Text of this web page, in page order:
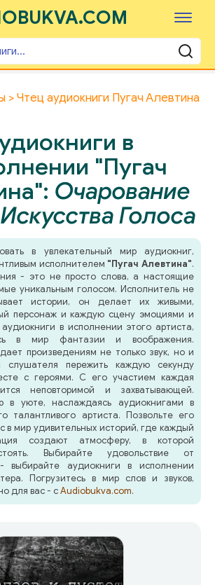
Чтец аудиокниги Пугач Алевтина
в
"Пугач
Очарование
Голоса
в увлекательный мир аудиокниг,
исполнителем "Пугач Алевтина".
- это не просто слова, а настоящие
уникальным голосом. Исполнитель не
истории, он делает их живыми,
персонаж и каждую сцену эмоциями и
в исполнении этого артиста,
в мир фантазии и воображения.
произведениям не только звук, но и
слушателя пережить каждую секунду
с героями. С его участием каждая
неповторимой и захватывающей.
в уюте, наслаждаясь аудиокнигами в
талантливого артиста. Позвольте его
в мир удивительных историй, где каждый
создают атмосферу, в которой
Выбирайте удовольствие от
выбирайте аудиокниги в исполнении
Погрузитесь в мир слов и звуков,
для вас - сAudiobukva.com.